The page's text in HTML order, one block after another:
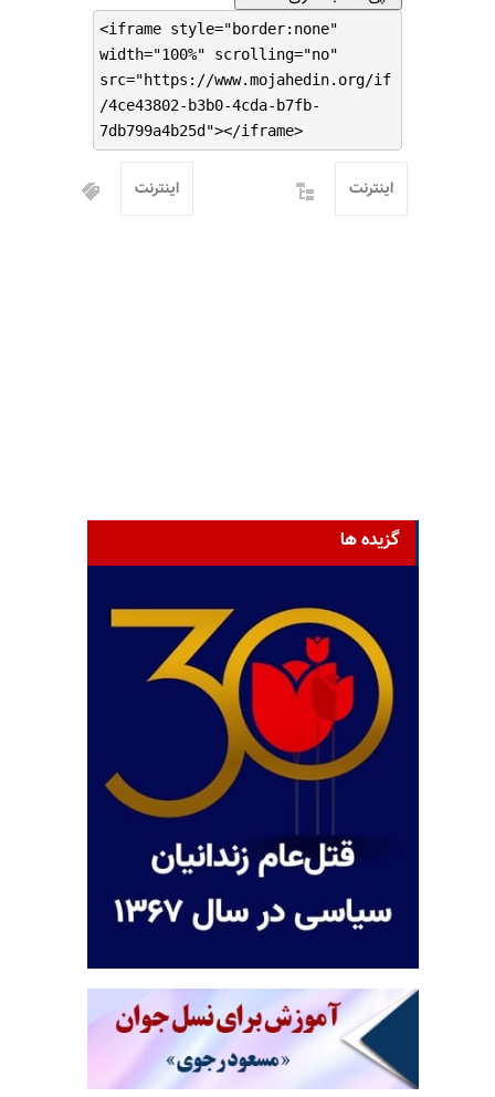
<iframe style="border:none"
width="100%" scrolling="no"
src="https://www.mojahedin.org/if
/4ce43802-b3b0-4cda-b7fb-
7db799a4b25d"></iframe>
اینترنت اینترنت
گزیده ها